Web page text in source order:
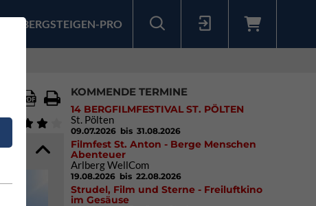
BERGSTEIGEN-PRO
KOMMENDE TERMINE
14 BERGFILMFESTIVAL ST. PÖLTEN
St. Pölten
09.07.2026 bis 31.08.2026
Filmfest St. Anton - Berge Menschen
Abenteuer
Arlberg WellCom
19.08.2026 bis 22.08.2026
Strudel, Film und Sterne - Freiluftkino
im Gesäuse